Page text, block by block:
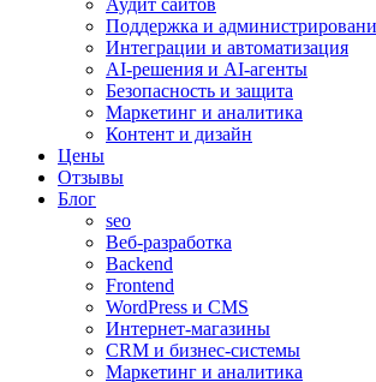
Аудит сайтов
Поддержка и
Интеграции и автоматизация
AI-решения и AI-агенты
Безопасность и защита
Маркетинг и аналитика
Контент и дизайн
Цены
Отзывы
Блог
seo
Веб-разработка
Backend
Frontend
WordPress и CMS
Интернет-магазины
CRM и бизнес-системы
Маркетинг и аналитика